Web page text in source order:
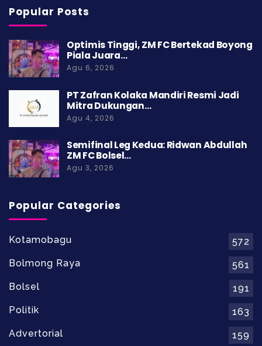
Popular Posts
Optimis Tinggi, ZM FC Bertekad Boyong
Piala Juara…
Agu 6, 2026
PT Zafran Kolaka Mandiri Resmi Jadi
Mitra Dukungan…
Agu 4, 2026
Semifinal Leg Kedua: Ridwan Abdullah
ZM FC Bolsel…
Agu 3, 2026
Popular Categories
Kotamobagu
572
Bolmong Raya
561
Bolsel
191
Politik
163
Advertorial
159